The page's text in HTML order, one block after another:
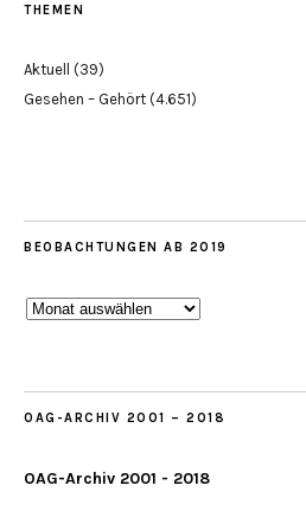
THEMEN
Aktuell (39)
Gesehen – Gehört (4.651)
BEOBACHTUNGEN AB 2019
Beobachtungen
OAG-ARCHIV 2001 – 2018
OAG-Archiv 2001 - 2018